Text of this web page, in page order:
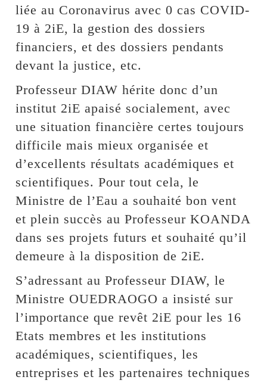
liée au Coronavirus avec 0 cas COVID-
19 à 2iE, la gestion des dossiers
financiers, et des dossiers pendants
devant la justice, etc.
Professeur DIAW hérite donc d’un
institut 2iE apaisé socialement, avec
une situation financière certes toujours
difficile mais mieux organisée et
d’excellents résultats académiques et
scientifiques. Pour tout cela, le
Ministre de l’Eau a souhaité bon vent
et plein succès au Professeur KOANDA
dans ses projets futurs et souhaité qu’il
demeure à la disposition de 2iE.
S’adressant au Professeur DIAW, le
Ministre OUEDRAOGO a insisté sur
l’importance que revêt 2iE pour les 16
Etats membres et les institutions
académiques, scientifiques, les
entreprises et les partenaires techniques